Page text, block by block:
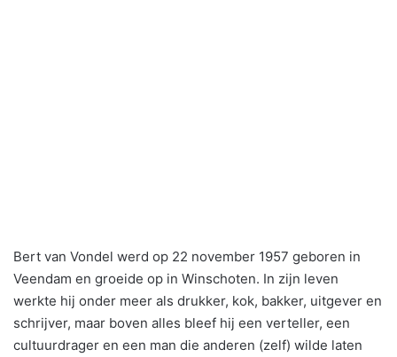
Bert van Vondel werd op 22 november 1957 geboren in
Veendam en groeide op in Winschoten. In zijn leven
werkte hij onder meer als drukker, kok, bakker, uitgever en
schrijver, maar boven alles bleef hij een verteller, een
cultuurdrager en een man die anderen (zelf) wilde laten